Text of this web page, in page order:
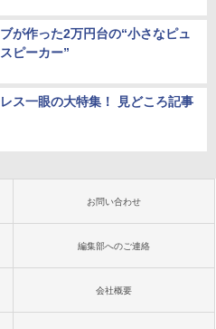
が作った2万円台の“小さなピュ
ピーカー”
ス一眼の大特集！ 見どころ記事
お問い合わせ
編集部へのご連絡
会社概要